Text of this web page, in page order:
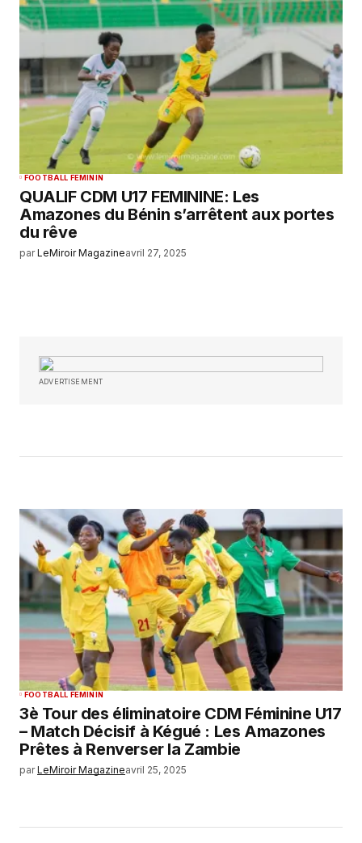
FOOTBALL FEMININ
QUALIF CDM U17 FEMININE: Les
Amazones du Bénin s’arrêtent aux portes
du rêve
par LeMiroir Magazineavril 27, 2025
ADVERTISEMENT
FOOTBALL FEMININ
3è Tour des éliminatoire CDM Féminine U17
– Match Décisif à Kégué : Les Amazones
Prêtes à Renverser la Zambie
par LeMiroir Magazineavril 25, 2025